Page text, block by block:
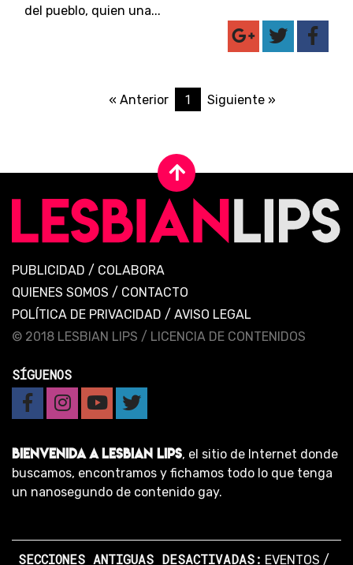
del pueblo, quien una...
« Anterior 1 Siguiente »
PUBLICIDAD / COLABORA
QUIENES SOMOS / CONTACTO
POLÍTICA DE PRIVACIDAD / AVISO LEGAL
© 2018 LESBIAN LIPS / LICENCIA DE CONTENIDOS
SÍGUENOS
BIENVENIDA A LESBIAN LIPS, el sitio de Internet donde
buscamos, encontramos y fichamos todo lo que tenga
un nanosegundo de contenido gay.
SECCIONES ANTIGUAS DESACTIVADAS: EVENTOS /